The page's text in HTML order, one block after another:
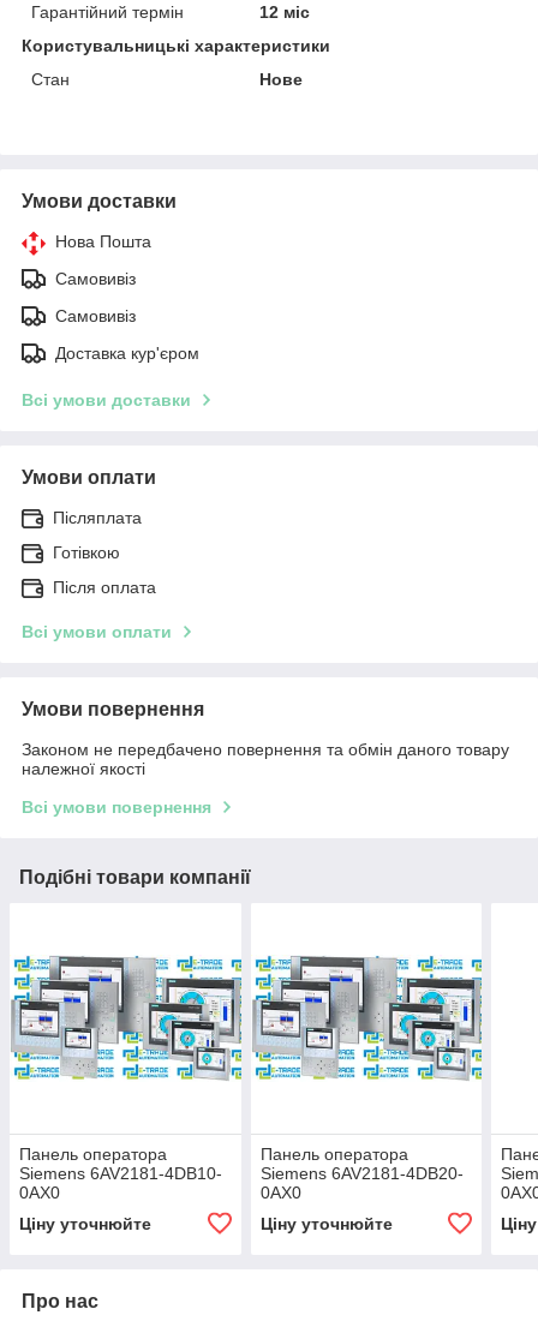
Гарантійний термін
12 міс
Користувальницькі характеристики
Стан
Нове
Умови доставки
Нова Пошта
Самовивіз
Самовивіз
Доставка кур'єром
Всі умови доставки
Умови оплати
Післяплата
Готівкою
Після оплата
Всі умови оплати
Умови повернення
Законом не передбачено повернення та обмін даного товару
належної якості
Всі умови повернення
Подібні товари компанії
Панель оператора
Siemens 6AV2181-4DB10-
0AX0
Ціну уточнюйте
Панель оператора
Siemens 6AV2181-4DB20-
0AX0
Ціну уточнюйте
Про нас